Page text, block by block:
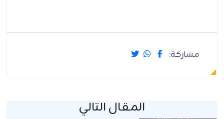
مشاركة:
المقال التالي